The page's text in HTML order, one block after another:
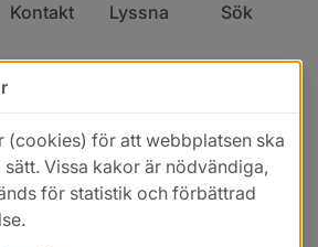
Kontakt Lyssna Sök
(cookies) för att webbplatsen ska
Vissa kakor är nödvändiga,
för statistik och förbättrad